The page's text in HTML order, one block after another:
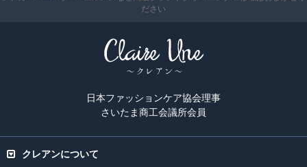
ださい
日本ファッションケア協会理事
さいたま商工会議所会員
クレアンについて